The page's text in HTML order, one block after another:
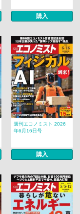
購入
週刊エコノミスト 2026
年6月16日号
購入